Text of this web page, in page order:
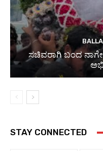
ಸಚಿವರಾಗಿ ಬಂದ
STAY CONNECTED